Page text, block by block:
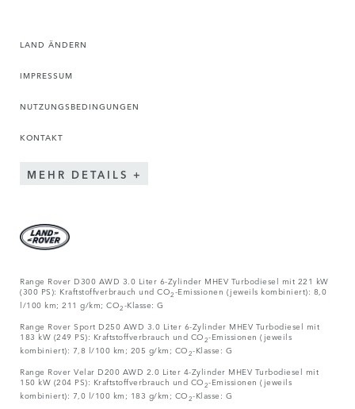
LAND ÄNDERN
IMPRESSUM
NUTZUNGSBEDINGUNGEN
KONTAKT
MEHR DETAILS
Range Rover D300 AWD 3.0 Liter 6-Zylinder MHEV Turbodiesel mit 221 kW
(300 PS): Kraftstoffverbrauch und CO2-Emissionen (jeweils kombiniert): 8,0
l/100 km; 211 g/km; CO2-Klasse: G
Range Rover Sport D250 AWD 3.0 Liter 6-Zylinder MHEV Turbodiesel mit
183 kW (249 PS): Kraftstoffverbrauch und CO2-Emissionen (jeweils
kombiniert): 7,8 l/100 km; 205 g/km; CO2-Klasse: G
Range Rover Velar D200 AWD 2.0 Liter 4-Zylinder MHEV Turbodiesel mit
150 kW (204 PS): Kraftstoffverbrauch und CO2-Emissionen (jeweils
kombiniert): 7,0 l/100 km; 183 g/km; CO2-Klasse: G